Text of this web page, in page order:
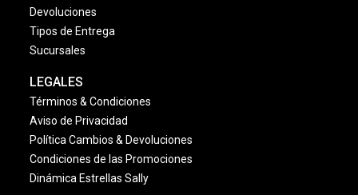
Devoluciones
Tipos de Entrega
Sucursales
LEGALES
Términos & Condiciones
Aviso de Privacidad
Política Cambios & Devoluciones
Condiciones de las Promociones
Dinámica Estrellas Sally